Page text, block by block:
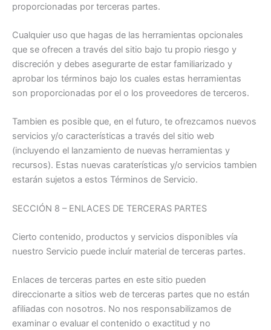
proporcionadas por terceras partes.
Cualquier uso que hagas de las herramientas opcionales
que se ofrecen a través del sitio bajo tu propio riesgo y
discreción y debes asegurarte de estar familiarizado y
aprobar los términos bajo los cuales estas herramientas
son proporcionadas por el o los proveedores de terceros.
Tambien es posible que, en el futuro, te ofrezcamos nuevos
servicios y/o características a través del sitio web
(incluyendo el lanzamiento de nuevas herramientas y
recursos). Estas nuevas caraterísticas y/o servicios tambien
estarán sujetos a estos Términos de Servicio.
SECCIÓN 8 – ENLACES DE TERCERAS PARTES
Cierto contenido, productos y servicios disponibles vía
nuestro Servicio puede incluír material de terceras partes.
Enlaces de terceras partes en este sitio pueden
direccionarte a sitios web de terceras partes que no están
afiliadas con nosotros. No nos responsabilizamos de
examinar o evaluar el contenido o exactitud y no